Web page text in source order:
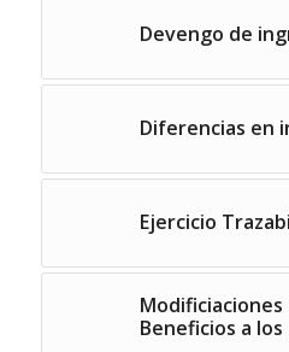
Devengo de
Diferencias en
Ejercicio
Modificiaciones
Beneficios a los